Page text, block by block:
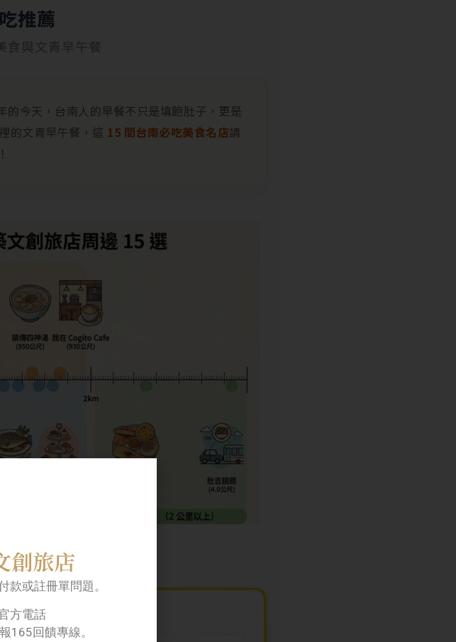
推薦
食與文青早午餐
今天，台南人的早餐不只是填飽肚子，更是
的文青早午餐，這 15 間台南必吃美食名店請
統台南早餐
創旅店
款或註冊單問題。
方電話
165回饋專線。